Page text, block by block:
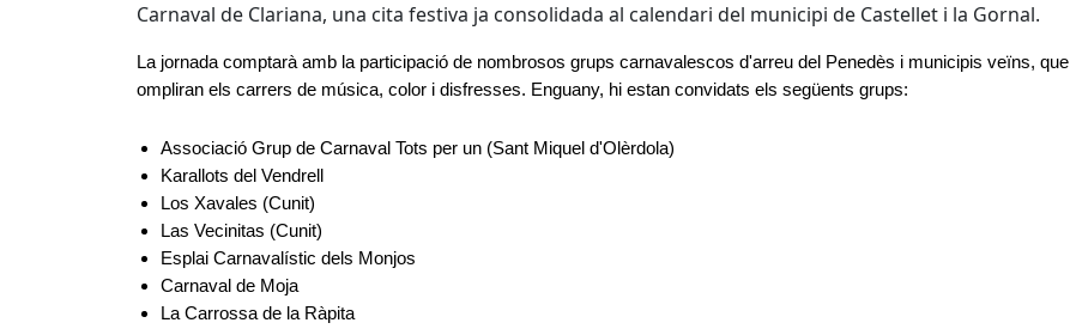
Carnaval de Clariana, una cita festiva ja consolidada al calendari del municipi de Castellet i la Gornal.
La jornada comptarà amb la participació de nombrosos grups carnavalescos d'arreu del Penedès i municipis veïns, que
ompliran els carrers de música, color i disfresses. Enguany, hi estan convidats els següents grups:
Associació Grup de Carnaval Tots per un (Sant Miquel d'Olèrdola)
Karallots del Vendrell
Los Xavales (Cunit)
Las Vecinitas (Cunit)
Esplai Carnavalístic dels Monjos
Carnaval de Moja
La Carrossa de la Ràpita